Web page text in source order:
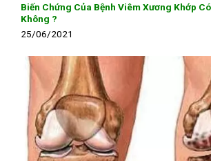
Biến Chứng Của Bệnh Viêm Xương Khớp
Không ?
25/06/2021